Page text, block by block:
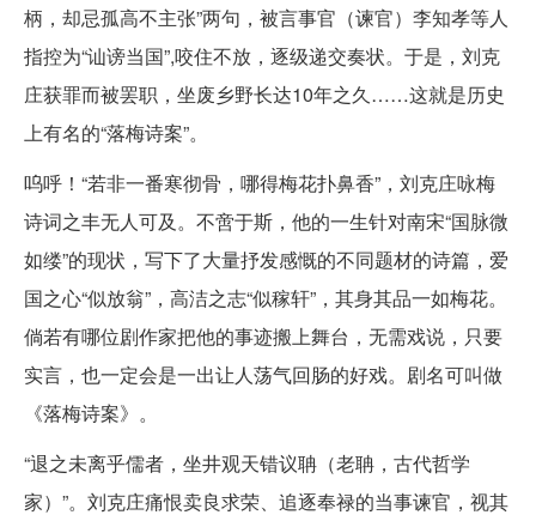
柄，却忌孤高不主张”两句，被言事官（谏官）李知孝等人
指控为“讪谤当国”,咬住不放，逐级递交奏状。于是，刘克
庄获罪而被罢职，坐废乡野长达10年之久……这就是历史
上有名的“落梅诗案”。
呜呼！“若非一番寒彻骨，哪得梅花扑鼻香”，刘克庄咏梅
诗词之丰无人可及。不啻于斯，他的一生针对南宋“国脉微
如缕”的现状，写下了大量抒发感慨的不同题材的诗篇，爱
国之心“似放翁”，高洁之志“似稼轩”，其身其品一如梅花。
倘若有哪位剧作家把他的事迹搬上舞台，无需戏说，只要
实言，也一定会是一出让人荡气回肠的好戏。剧名可叫做
《落梅诗案》。
“退之未离乎儒者，坐井观天错议聃（老聃，古代哲学
家）”。刘克庄痛恨卖良求荣、追逐奉禄的当事谏官，视其